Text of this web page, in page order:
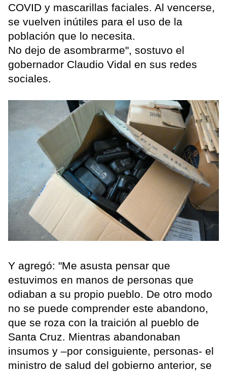
COVID y mascarillas faciales. Al vencerse,
se vuelven inútiles para el uso de la
población que lo necesita.
No dejo de asombrarme", sostuvo el
gobernador Claudio Vidal en sus redes
sociales.
Y agregó: "Me asusta pensar que
estuvimos en manos de personas que
odiaban a su propio pueblo. De otro modo
no se puede comprender este abandono,
que se roza con la traición al pueblo de
Santa Cruz. Mientras abandonaban
insumos y –por consiguiente, personas- el
ministro de salud del gobierno anterior, se